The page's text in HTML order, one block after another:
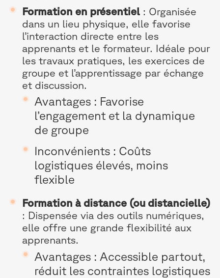
Formation en présentiel: Organisée
dans un lieu physique, elle favorise
l’interaction directe entre les
apprenants et le formateur. Idéale pour
les travaux pratiques, les exercices de
groupe et l’apprentissage par échange
et discussion.
Avantages : Favorise
l’engagement et la dynamique
de groupe
Inconvénients : Coûts
logistiques élevés, moins
flexible
Formation à distance (ou distancielle)
: Dispensée via des outils numériques,
elle offre une grande flexibilité aux
apprenants.
Avantages : Accessible partout,
réduit les contraintes logistiques